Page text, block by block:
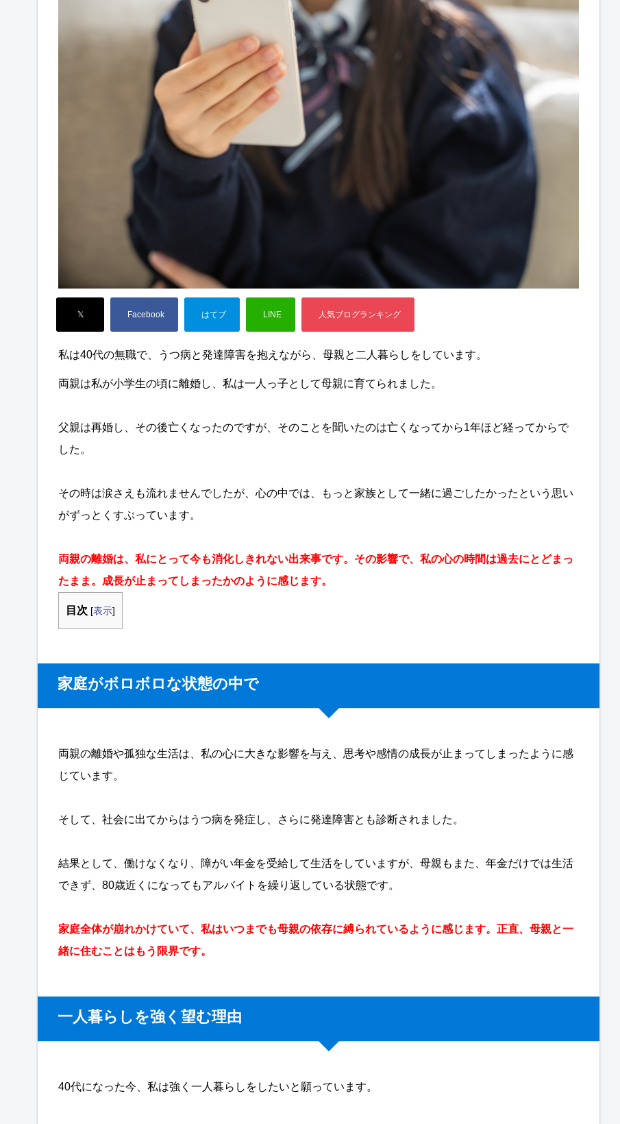
私は40代の無職で、うつ病と発達障害を抱えながら、母親と二人暮らしをしています。
両親は私が小学生の頃に離婚し、私は一人っ子として母親に育てられました。
父親は再婚し、その後亡くなったのですが、そのことを聞いたのは亡くなってから1年ほど経ってからで
した。
その時は涙さえも流れませんでしたが、心の中では、もっと家族として一緒に過ごしたかったという思い
がずっとくすぶっています。
両親の離婚は、私にとって今も消化しきれない出来事です。その影響で、私の心の時間は過去にとどまっ
たまま。成長が止まってしまったかのように感じます。
目次 [表示]
家庭がボロボロな状態の中で
両親の離婚や孤独な生活は、私の心に大きな影響を与え、思考や感情の成長が止まってしまったように感
じています。
そして、社会に出てからはうつ病を発症し、さらに発達障害とも診断されました。
結果として、働けなくなり、障がい年金を受給して生活をしていますが、母親もまた、年金だけでは生活
できず、80歳近くになってもアルバイトを繰り返している状態です。
家庭全体が崩れかけていて、私はいつまでも母親の依存に縛られているように感じます。正直、母親と一
緒に住むことはもう限界です。
一人暮らしを強く望む理由
40代になった今、私は強く一人暮らしをしたいと願っています。